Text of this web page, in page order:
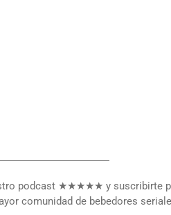
podcast ★★★★★ y suscribirte
comunidad de bebedores